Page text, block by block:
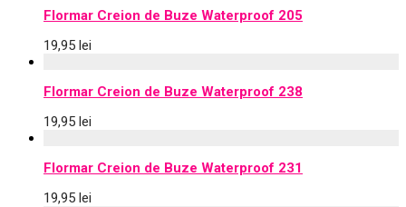
Flormar Creion de Buze Waterproof 205
19,95 lei
Flormar Creion de Buze Waterproof 238
19,95 lei
Flormar Creion de Buze Waterproof 231
19,95 lei